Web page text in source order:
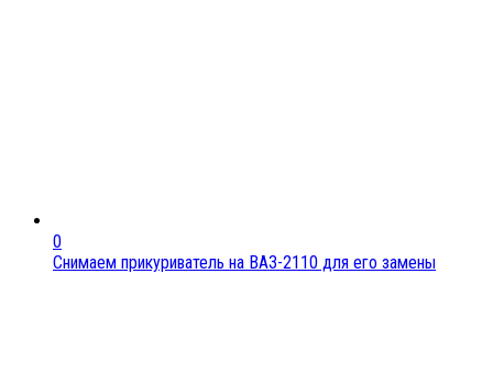
0
Снимаем прикуриватель на ВАЗ-2110 для его замены